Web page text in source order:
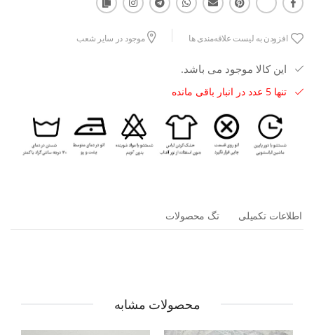
افزودن به لیست علاقه‌مندی ها موجود در سایر شعب
این کالا موجود می باشد.
تنها 5 عدد در انبار باقی مانده
اطلاعات تکمیلی تگ محصولات
محصولات مشابه